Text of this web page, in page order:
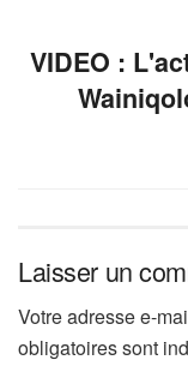
VIDEO :
Laisser un
Votre adresse e-
obligatoires sont